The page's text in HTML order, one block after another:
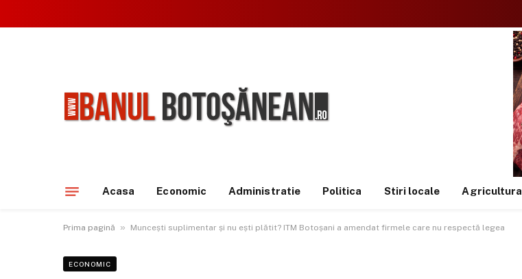
Acasa Economic Administratie Politica Stiri locale Agricultura
Prima pagină » Muncești suplimentar și nu ești plătit? ITM Botoșani a amendat firmele care nu respectă legea
ECONOMIC